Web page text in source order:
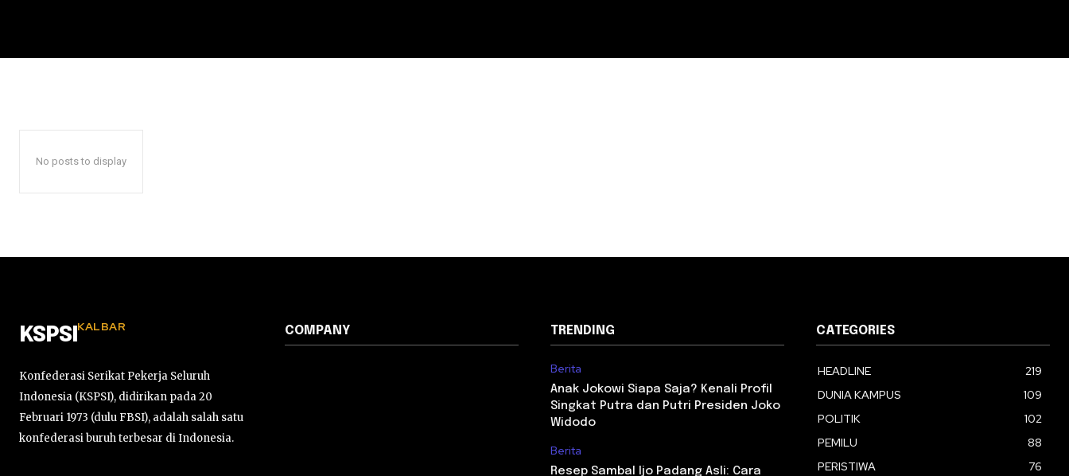
No posts to display
KSPSI KALBAR
Konfederasi Serikat Pekerja Seluruh
Indonesia (KSPSI), didirikan pada 20
Februari 1973 (dulu FBSI), adalah salah satu
konfederasi buruh terbesar di Indonesia.
COMPANY TRENDING
Berita
Anak Jokowi Siapa Saja? Kenali Profil
Singkat Putra dan Putri Presiden Joko
Widodo
Berita
Resep Sambal Ijo Padang Asli: Cara
CATEGORIES
HEADLINE
219
DUNIA KAMPUS
109
POLITIK
102
PEMILU
88
PERISTIWA
76